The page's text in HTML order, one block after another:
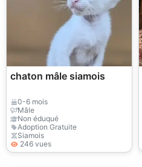
chaton mâle siamois
0-6 mois
Mâle
Non éduqué
Adoption Gratuite
Siamois
246 vues